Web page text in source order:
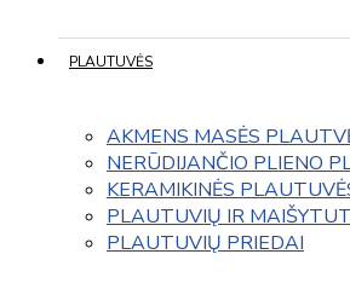
PLAUTUVĖS
AKMENS MASĖS
NERŪDIJANČIO PLIENO
KERAMIKINĖS
PLAUTUVIŲ IR
PLAUTUVIŲ PRIEDAI